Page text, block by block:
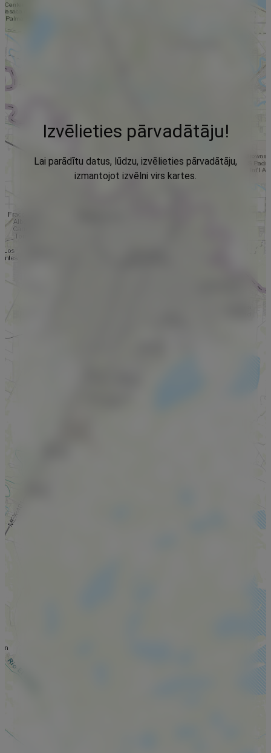
Izvēlieties pārvadātāju!
Lai parādītu datus, lūdzu, izvēlieties pārvadātāju,
izmantojot izvēlni virs kartes.